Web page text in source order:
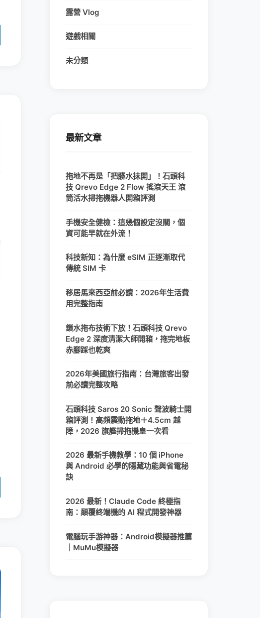
露營 Vlog
遊戲相關
未分類
最新文章
拖地不再是「把髒水抹開」！石頭科
技 Qrevo Edge 2 Flow 搖滾天王 滾
筒活水掃拖機器人開箱評測
手機安全健檢：這幾個設定沒關，個
資可能早就在外流！
科技新知：為什麼 eSIM 正逐漸取代
傳統 SIM 卡
移居馬來西亞前必讀：2026年生活費
用完整指南
鎖水拖布技術下放！石頭科技 Qrevo
Edge 2 深度清潔大師開箱，拖完地板
赤腳踩也乾爽
2026年美國旅行指南：台灣旅客出發
前必讀完整攻略
石頭科技 Saros 20 Sonic 聲波騎士開
箱評測！高頻震動拖地＋4.5cm 越
障，2026 旗艦掃拖機皇一次看
2026 最新手機教學：10 個 iPhone
與 Android 必學的隱藏功能與省電秘
訣
2026 最新！Claude Code 終極指
南：顛覆終端機的 AI 程式開發神器
電腦玩手游神器：Android模擬器推薦
｜MuMu模擬器